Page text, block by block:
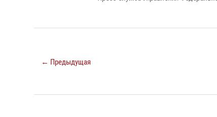
← Предыдущая